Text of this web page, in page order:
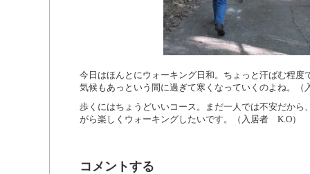
今日はほんとにウォーキング日和。ちょっと汗ばむ程度
気候もあっという間に過ぎて寒くなっていくのよね。
歩くにはちょうどいいコース。まだ一人では不安だから
がら楽しくウォーキングしたいです。（入居者 K.O）
コメントする